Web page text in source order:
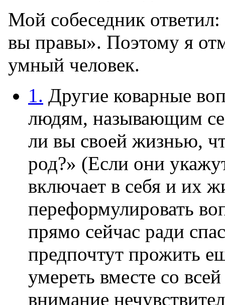
Мой собеседник
вы правы». Поэтому я
умный человек.
1. Другие коварные
людям, называющим
ли вы своей жизнью,
род?» (Если они
включает в себя и их
переформулировать
прямо сейчас ради
предпочтут прожить
умереть вместе со
внимание